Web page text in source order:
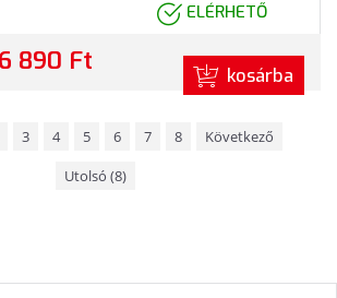
ELÉRHETŐ
6 890 Ft kosárba
3 4 5 6 7 8
Következő
Utolsó (8)